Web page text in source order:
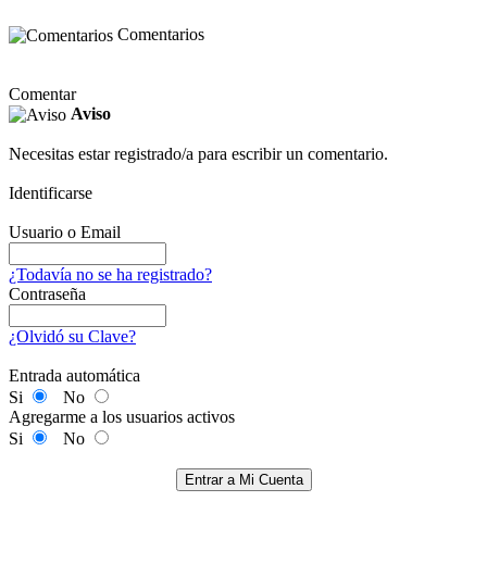
Comentarios
Comentar
Aviso
Necesitas estar registrado/a para escribir un comentario.
Identificarse
Usuario o Email
¿Todavía no se ha registrado?
Contraseña
¿Olvidó su Clave?
Entrada automática
Si
No
Agregarme a los usuarios activos
Si
No
Entrar a Mi Cuenta